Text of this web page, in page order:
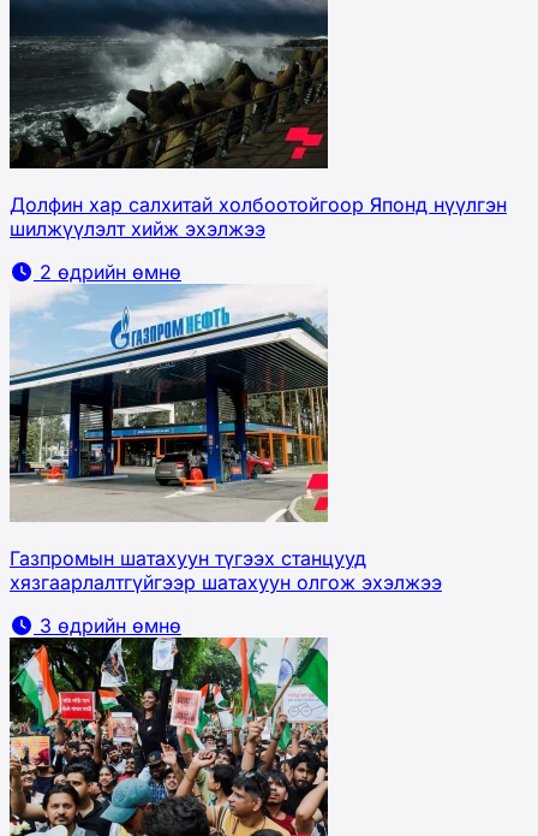
Долфин хар салхитай холбоотойгоор Японд нүүлгэн
шилжүүлэлт хийж эхэлжээ
2 өдрийн өмнө
Газпромын шатахуун түгээх станцууд
хязгаарлалтгүйгээр шатахуун олгож эхэлжээ
3 өдрийн өмнө